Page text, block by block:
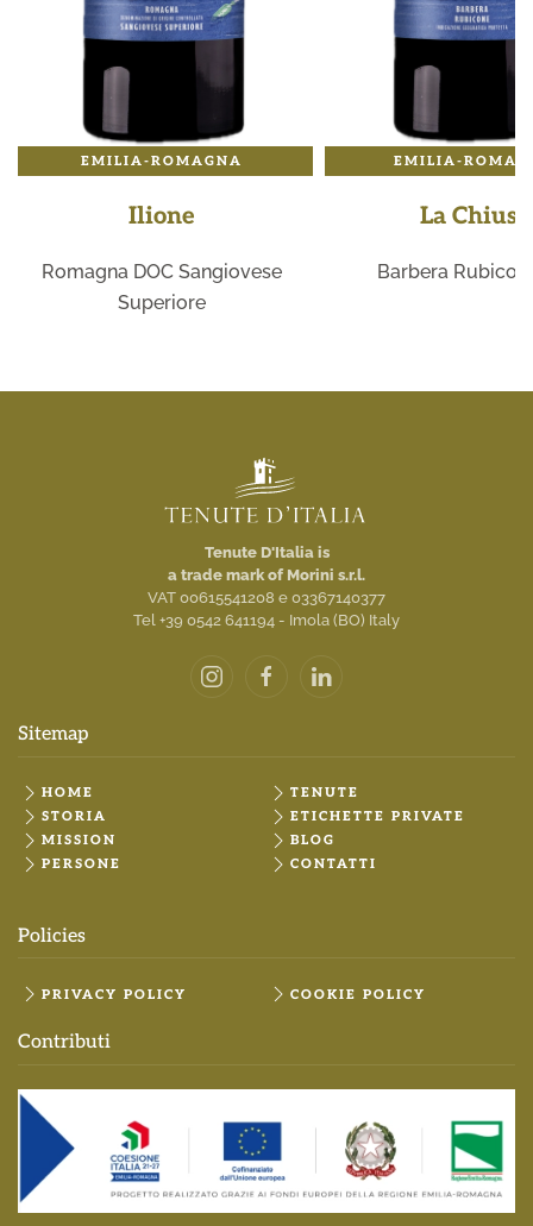
EMILIA-ROMAGNA
Ilione
Romagna DOC Sangiovese
Superiore
EMILIA-
La Chiusa
Barbera
Tenute D'Italia is
a trade mark of Morini s.r.l.
VAT 00615541208 e 03367140377
Tel +39 0542 641194 - Imola (BO) Italy
Sitemap
HOME
STORIA
MISSION
PERSONE
TENUTE
ETICHETTE PRIVATE
BLOG
CONTATTI
Policies
PRIVACY POLICY COOKIE POLICY
Contributi